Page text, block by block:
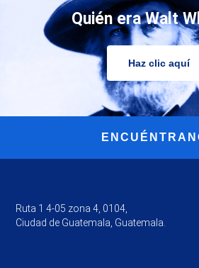
Quién era Walt
Haz clic aquí
Ruta 1 4-05 zona 4, 0104,
Ciudad de Guatemala, Guatemala.